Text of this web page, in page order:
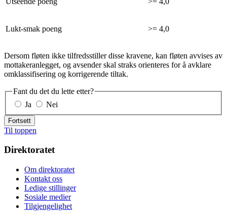
Lukt-smak poeng >= 4,0
Dersom fløten ikke tilfredsstiller disse kravene, kan fløten avvises av
mottakeranlegget, og avsender skal straks orienteres for å avklare
omklassifisering og korrigerende tiltak.
Fant du det du lette etter?
Ja
Nei
Fortsett
Til toppen
Direktoratet
Om direktoratet
Kontakt oss
Ledige stillinger
Sosiale medier
Tilgjengelighet